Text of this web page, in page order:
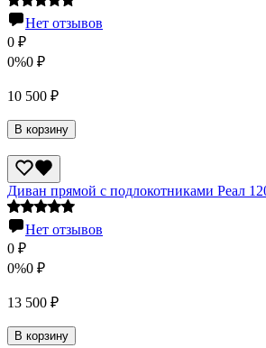
Нет отзывов
0 ₽
0%0 ₽
10 500 ₽
В корзину
Диван прямой с подлокотниками Реал
Нет отзывов
0 ₽
0%0 ₽
13 500 ₽
В корзину